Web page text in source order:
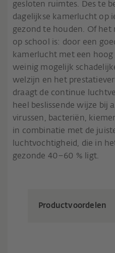
gesloten ruimtes. Des te
dagelijkse kamerlucht op
gezond te houden. Of
op school is: door een
kamerlucht met een
weinig mogelijk
welzijn en het
draagt de continue
heel beslissende wijze bij
virussen, bacteriën,
in combinatie met de
luchtvochtigheid, die in
gezonde 40–60 % ligt.
Productvoordelen